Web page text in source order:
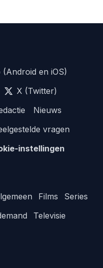
(Android en iOS)
X (Twitter)
Nieuws
vragen
instellingen
Films
Series
Televisie